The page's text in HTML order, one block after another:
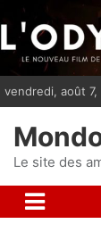
i
p
n
vendredi, août 7,
Le site des